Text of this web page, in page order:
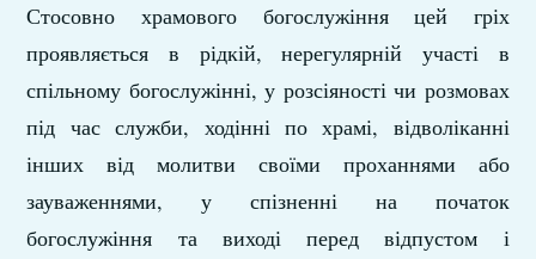
Стосовно храмового богослужіння цей гріх
проявляється в рідкій, нерегулярній участі в
спільному богослужінні, у розсіяності чи розмовах
під час служби, ходінні по храмі, відволіканні
інших від молитви своїми проханнями або
зауваженнями, у спізненні на початок
богослужіння та виході перед відпустом і